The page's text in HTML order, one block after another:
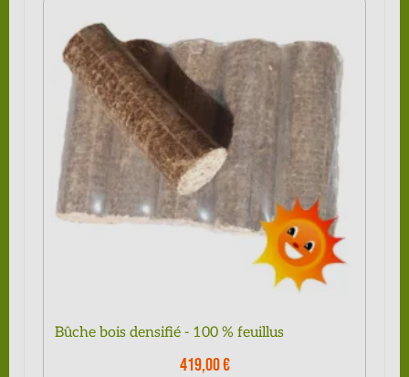
Bûche bois densifié - 100 % feuillus
419,00 €